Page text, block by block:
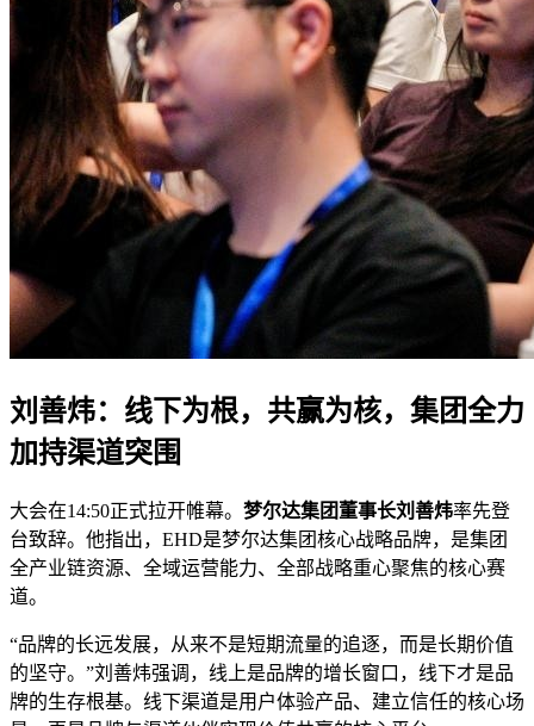
刘善炜：线下为根，共赢为核，集团全力
加持渠道突围
大会在14:50正式拉开帷幕。 梦尔达集团董事长刘善炜率先登
台致辞。他指出，EHD是梦尔达集团核心战略品牌，是集团
全产业链资源、全域运营能力、全部战略重心聚焦的核心赛
道。
“品牌的长远发展，从来不是短期流量的追逐，而是长期价值
的坚守。”刘善炜强调，线上是品牌的增长窗口，线下才是品
牌的生存根基。线下渠道是用户体验产品、建立信任的核心场